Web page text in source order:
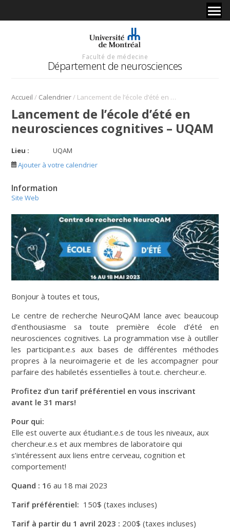
Faculté de médecine
Département de neurosciences
Accueil / Calendrier/ Lancement de l’école d’été en neurosciences cognitives – UQAM
Lancement de l’école d’été en
neurosciences cognitives – UQAM
Lieu :
UQAM
Ajouter à votre calendrier
Information
Site Web
Bonjour à toutes et tous,
Le centre de recherche NeuroQAM lance avec beaucoup
d’enthousiasme sa toute première école d’été en
neurosciences cognitives. La programmation vise à outiller
les participant.e.s aux bases de différentes méthodes
propres à la neuroimagerie et de les accompagner pour
parfaire des habiletés essentielles à tout.e. chercheur.e.
Profitez d’un tarif préférentiel en vous inscrivant
avant le 31 mars!
Pour qui:
Elle est ouverte aux étudiant.e.s de tous les niveaux, aux
chercheur.e.s et aux membres de laboratoire qui
s’intéressent aux liens entre cerveau, cognition et
comportement!
Quand : 16 au 18 mai 2023
Tarif préférentiel: 150$ (taxes incluses)
Tarif à partir du 1 avril 2023 : 200$ (taxes incluses)